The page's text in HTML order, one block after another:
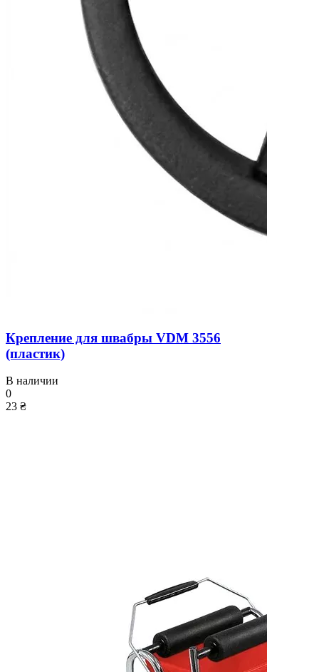
Крепление для швабры VDM 3556
(пластик)
В наличии
0
23 ₴